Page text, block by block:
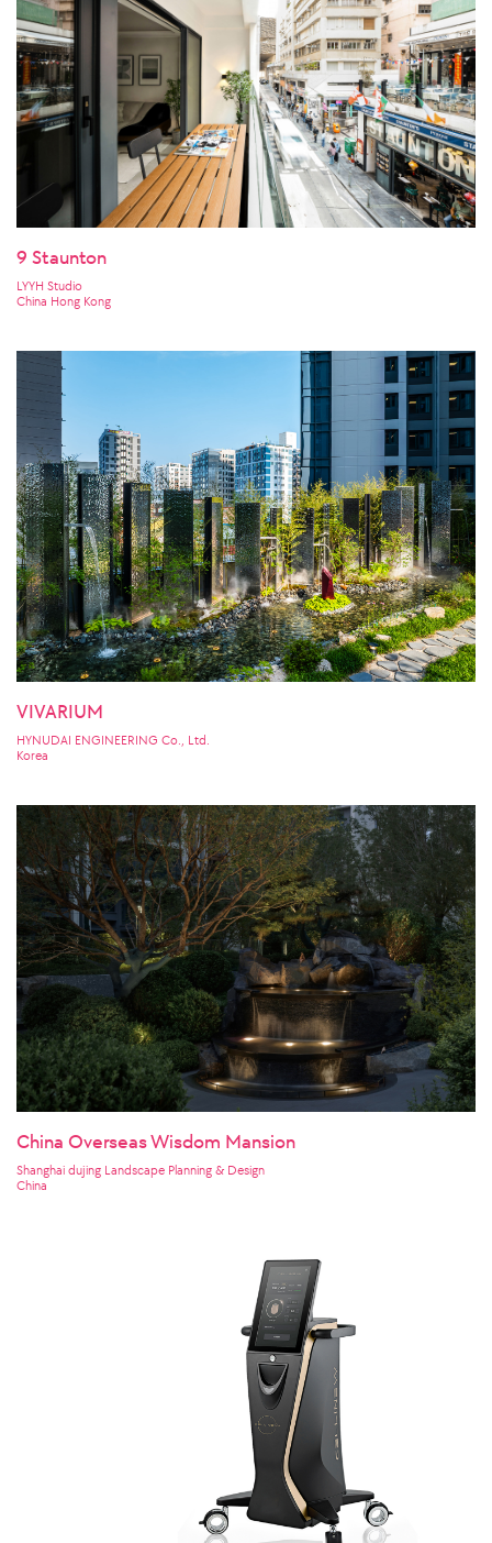
9 Staunton
LYYH Studio
China Hong Kong
VIVARIUM
HYNUDAI ENGINEERING Co., Ltd.
Korea
China Overseas Wisdom Mansion
Shanghai dujing Landscape Planning & Design
China